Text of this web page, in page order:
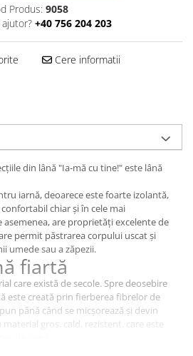
Produs: 9058
+40 756 204 203
Cere informatii
din lână "Ia-mă cu tine!" este lână
iarnă, deoarece este foarte izolantă,
chiar și în cele mai
are proprietăți excelente de
permit păstrarea corpului uscat și
umede sau a zăpezii.
fiartă
care există de secole. Spre deosebire
este creată prin fierberea fibrelor de
până când se micșorează și devin
gros, cald, rezistent, care este
fiartă pentru babywearing: